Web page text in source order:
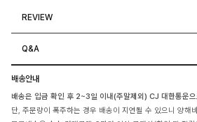
REVIEW
Q&A
배송안내
배송은 입금 확인 후 2~3일 이내(주말제외) CJ 대한통운으
단, 주문량이 폭주하는 경우 배송이 지연될 수 있으니 양해